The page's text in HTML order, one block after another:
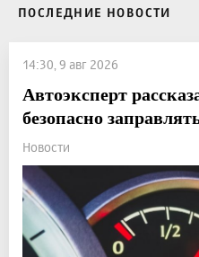
ПОСЛЕДНИЕ НОВОСТИ
14:30, 9 авг 2026
Автоэксперт
безопасно
Новости